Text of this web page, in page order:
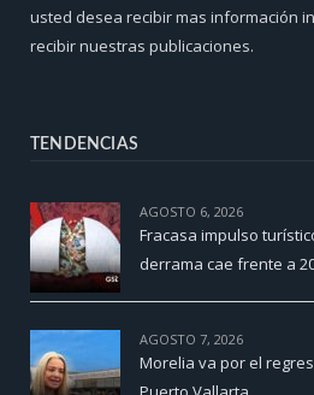
usted desea recibir mas información
recibir nuestras publicaciones.
TENDENCIAS
AGOSTO 6, 2026
Fracasa impulso
derrama cae frente a
AGOSTO 7, 2026
Morelia va por el